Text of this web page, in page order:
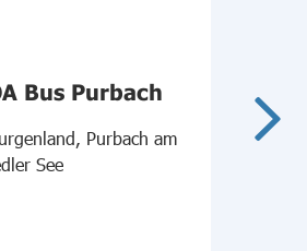
Bus Purbach
Purbach am
See